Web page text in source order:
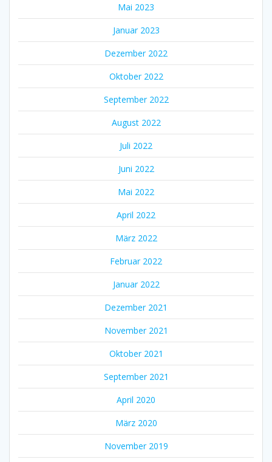
Mai 2023
Januar 2023
Dezember 2022
Oktober 2022
September 2022
August 2022
Juli 2022
Juni 2022
Mai 2022
April 2022
März 2022
Februar 2022
Januar 2022
Dezember 2021
November 2021
Oktober 2021
September 2021
April 2020
März 2020
November 2019